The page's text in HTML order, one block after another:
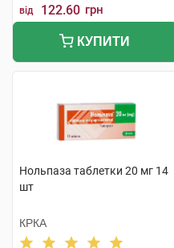
від 122.60 грн
КУПИТИ
Нольпаза таблетки 20 мг 14
шт
КРКА